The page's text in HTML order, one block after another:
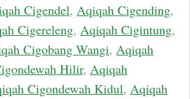
Cigendel, Aqiqah Cigending,
Cigereleng, Aqiqah Cigintung,
Cigobang Wangi, Aqiqah
Hilir, Aqiqah
Cigondewah Kidul, Aqiqah